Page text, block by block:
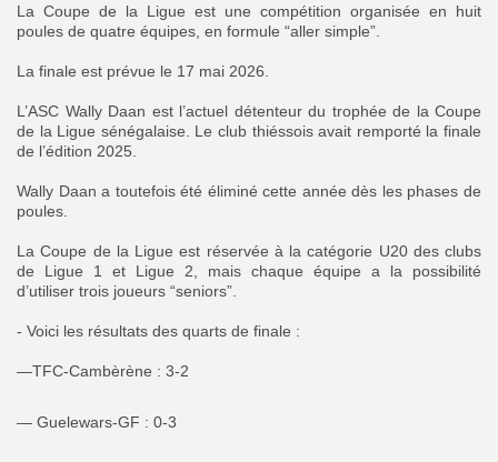
‎La Coupe de la Ligue est une compétition organisée en huit
poules de quatre équipes, en formule “aller simple”.
‎La finale est prévue le 17 mai 2026.
‎L’ASC Wally Daan est l’actuel détenteur du trophée de la Coupe
de la Ligue sénégalaise. Le club thiéssois avait remporté la finale
de l’édition 2025.
‎Wally Daan a toutefois été éliminé cette année dès les phases de
poules.
‎La Coupe de la Ligue est réservée à la catégorie U20 des clubs
de Ligue 1 et Ligue 2, mais chaque équipe a la possibilité
d’utiliser trois joueurs “seniors”.
‎- Voici les résultats des quarts de finale :
‎—TFC-Cambèrène : 3-2
— Guelewars-GF : 0-3